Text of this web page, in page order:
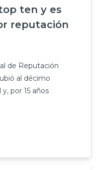
ten y es
reputación
de Reputación
al décimo
por 15 años